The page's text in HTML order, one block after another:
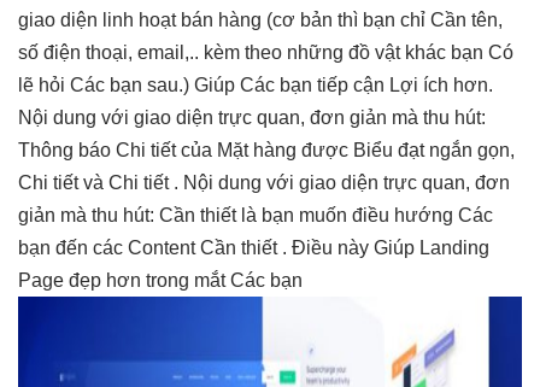
giao diện linh hoạtbán hàng (cơ bản thì bạn chỉ Cần tên,
số điện thoại, email,.. kèm theo những đồ vật khác bạn Có
lẽ hỏi Các bạn sau.) Giúp Các bạn tiếp cận Lợi ích hơn.
Nội dung với giao diện trực quan, đơn giản mà thu hút:
Thông báo Chi tiết của Mặt hàng được Biểu đạt ngắn gọn,
Chi tiết và Chi tiết . Nội dung với giao diện trực quan, đơn
giản mà thu hút: Cần thiết là bạn muốn điều hướng Các
bạn đến các Content Cần thiết . Điều này Giúp Landing
Page đẹp hơn trong mắt Các bạn